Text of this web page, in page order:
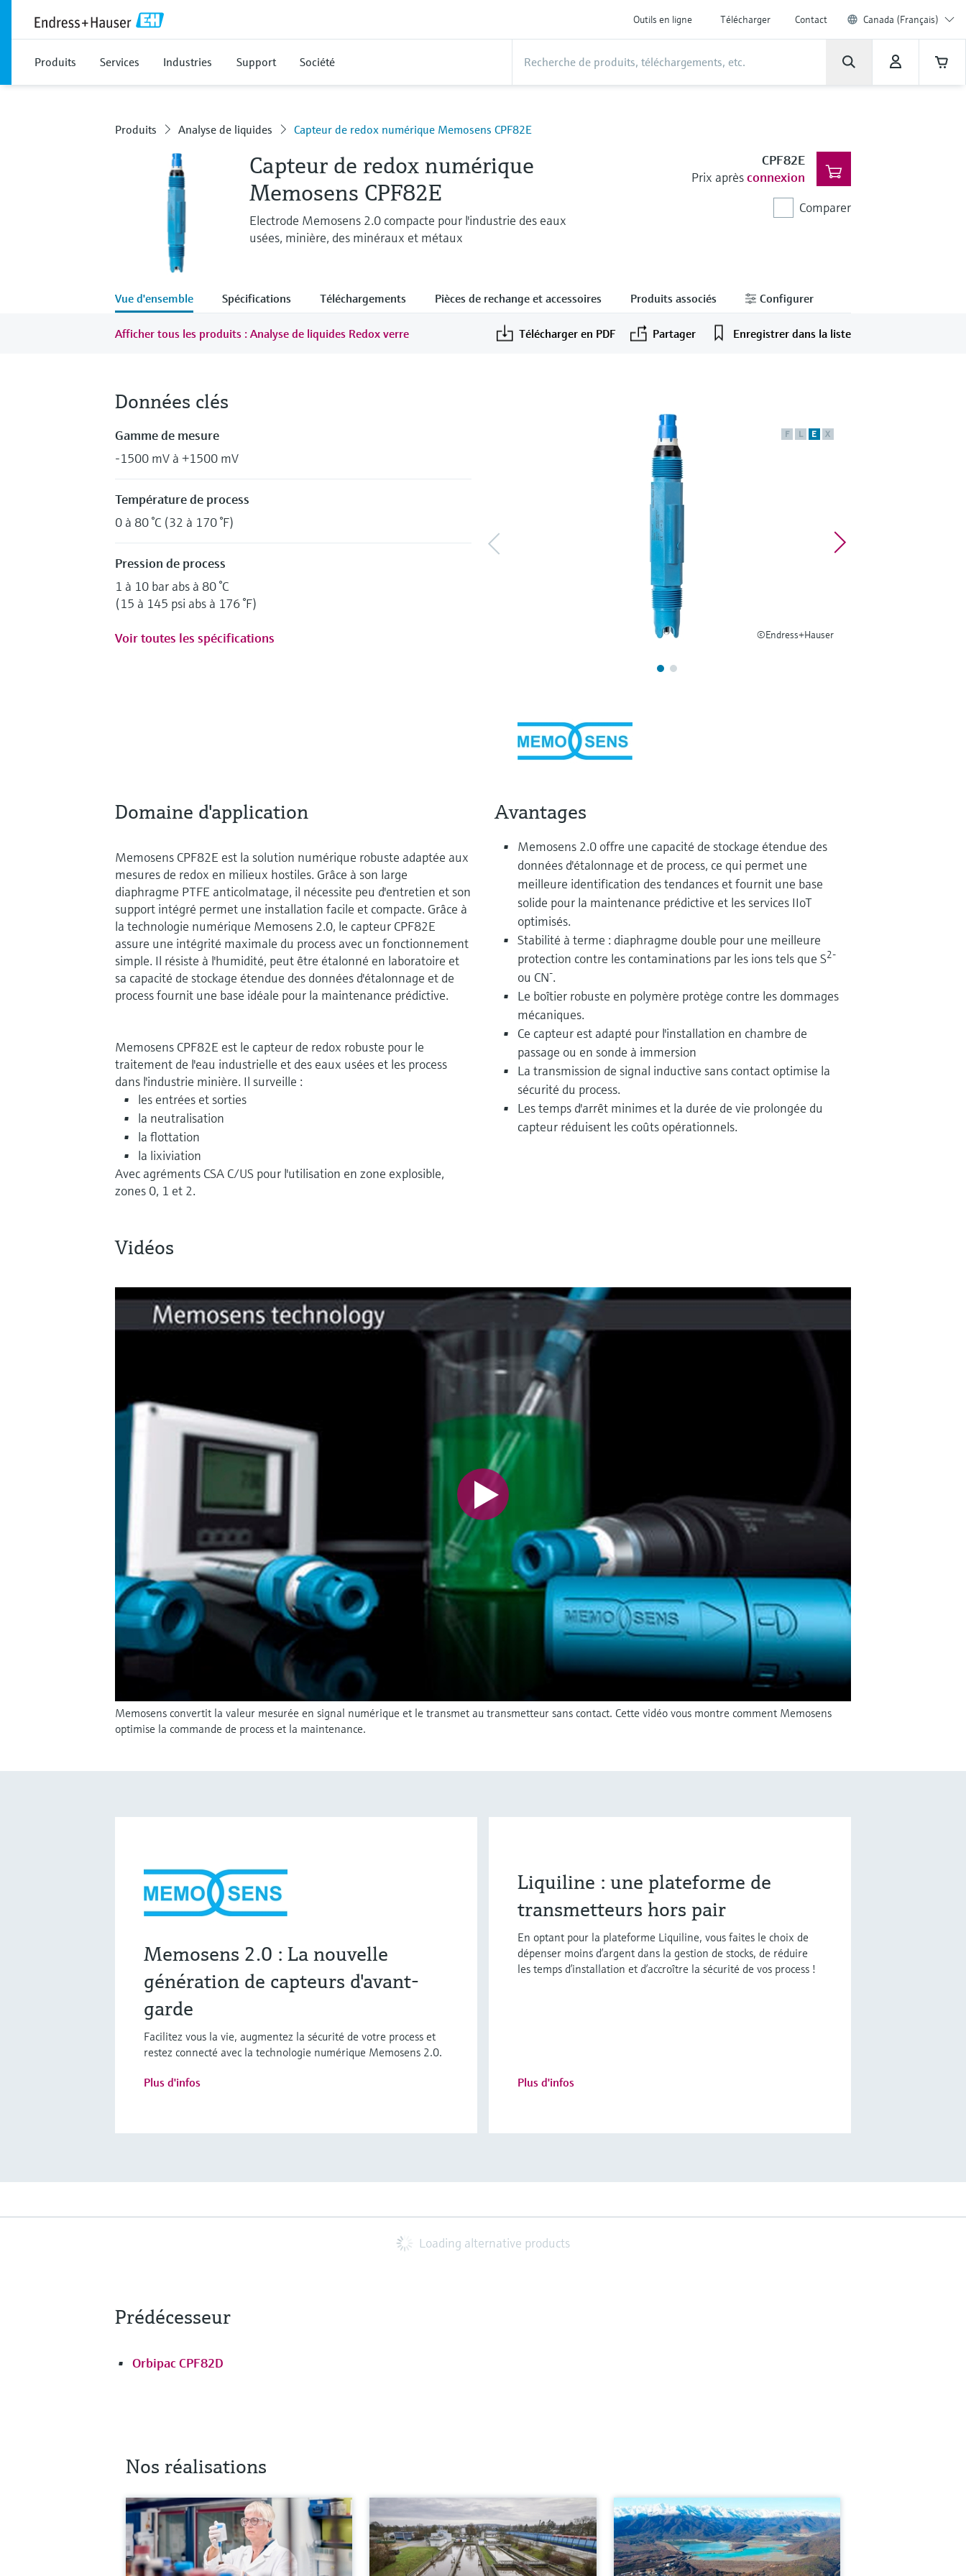
Outils en ligne Télécharger Contact Canada (Français)
Produits Services Industries Support Société
Produits Analyse de liquides Capteur de redox numérique Memosens CPF82E
Capteur de redox numérique
Memosens CPF82E
Electrode Memosens 2.0 compacte pour l'industrie des eaux
usées, minière, des minéraux et métaux
CPF82E
Prix aprèsconnexion
Comparer
Vue d'ensemble Spécifications Téléchargements Pièces de rechange et accessoires Produits associés Configurer
Afficher tous les produits : Analyse de liquides Redox verre Télécharger en PDF Partager Enregistrer dans la liste
F L E X
©Endress+Hauser
Données clés
Gamme de mesure
-1500 mV à +1500 mV
Température de process
0 à 80 °C (32 à 170 °F)
Pression de process
1 à 10 bar abs à 80 °C
(15 à 145 psi abs à 176 °F)
Voir toutes les spécifications
Domaine d'application
Memosens CPF82E est la solution numérique robuste adaptée aux
mesures de redox en milieux hostiles. Grâce à son large
diaphragme PTFE anticolmatage, il nécessite peu d'entretien et son
support intégré permet une installation facile et compacte. Grâce à
la technologie numérique Memosens 2.0, le capteur CPF82E
assure une intégrité maximale du process avec un fonctionnement
simple. Il résiste à l'humidité, peut être étalonné en laboratoire et
sa capacité de stockage étendue des données d'étalonnage et de
process fournit une base idéale pour la maintenance prédictive.
Memosens CPF82E est le capteur de redox robuste pour le
traitement de l'eau industrielle et des eaux usées et les process
dans l'industrie minière. Il surveille :
les entrées et sorties
la neutralisation
la flottation
la lixiviation
Avec agréments CSA C/US pour l'utilisation en zone explosible,
zones 0, 1 et 2.
Avantages
Memosens 2.0 offre une capacité de stockage étendue des
données d'étalonnage et de process, ce qui permet une
meilleure identification des tendances et fournit une base
solide pour la maintenance prédictive et les services IIoT
optimisés.
Stabilité à terme : diaphragme double pour une meilleure
protection contre les contaminations par les ions tels que S2-
ou CN-.
Le boîtier robuste en polymère protège contre les dommages
mécaniques.
Ce capteur est adapté pour l'installation en chambre de
passage ou en sonde à immersion
La transmission de signal inductive sans contact optimise la
sécurité du process.
Les temps d'arrêt minimes et la durée de vie prolongée du
capteur réduisent les coûts opérationnels.
Vidéos
Memosens convertit la valeur mesurée en signal numérique et le transmet au transmetteur sans contact. Cette vidéo vous montre comment Memosens
optimise la commande de process et la maintenance.
Memosens 2.0 : La nouvelle
génération de capteurs d'avant-
garde
Facilitez vous la vie, augmentez la sécurité de votre process et
restez connecté avec la technologie numérique Memosens 2.0.
Plus d'infos
Liquiline : une plateforme de
transmetteurs hors pair
En optant pour la plateforme Liquiline, vous faites le choix de
dépenser moins d’argent dans la gestion de stocks, de réduire
les temps d’installation et d’accroître la sécurité de vos process !
Plus d'infos
Loading alternative products
Prédécesseur
Orbipac CPF82D
Nos réalisations